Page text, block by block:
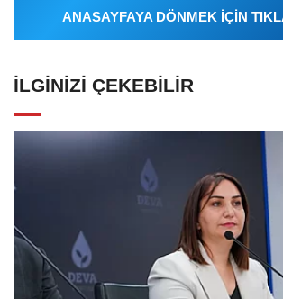
ANASAYFAYA DÖNMEK İÇİN
İLGINIZI ÇEKEBILIR